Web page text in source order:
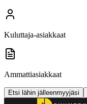
Kuluttaja-asiakkaat
Ammattiasiakkaat
Etsi lähin jälleenmyyjäsi